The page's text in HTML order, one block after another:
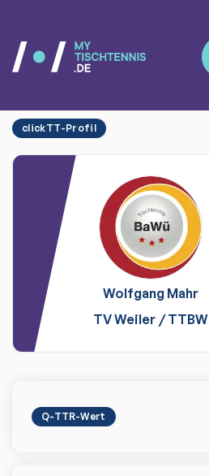
clickTT-Profil
Wolfgang Mahr
TV Weiler /TTBW
Q-TTR-Wert